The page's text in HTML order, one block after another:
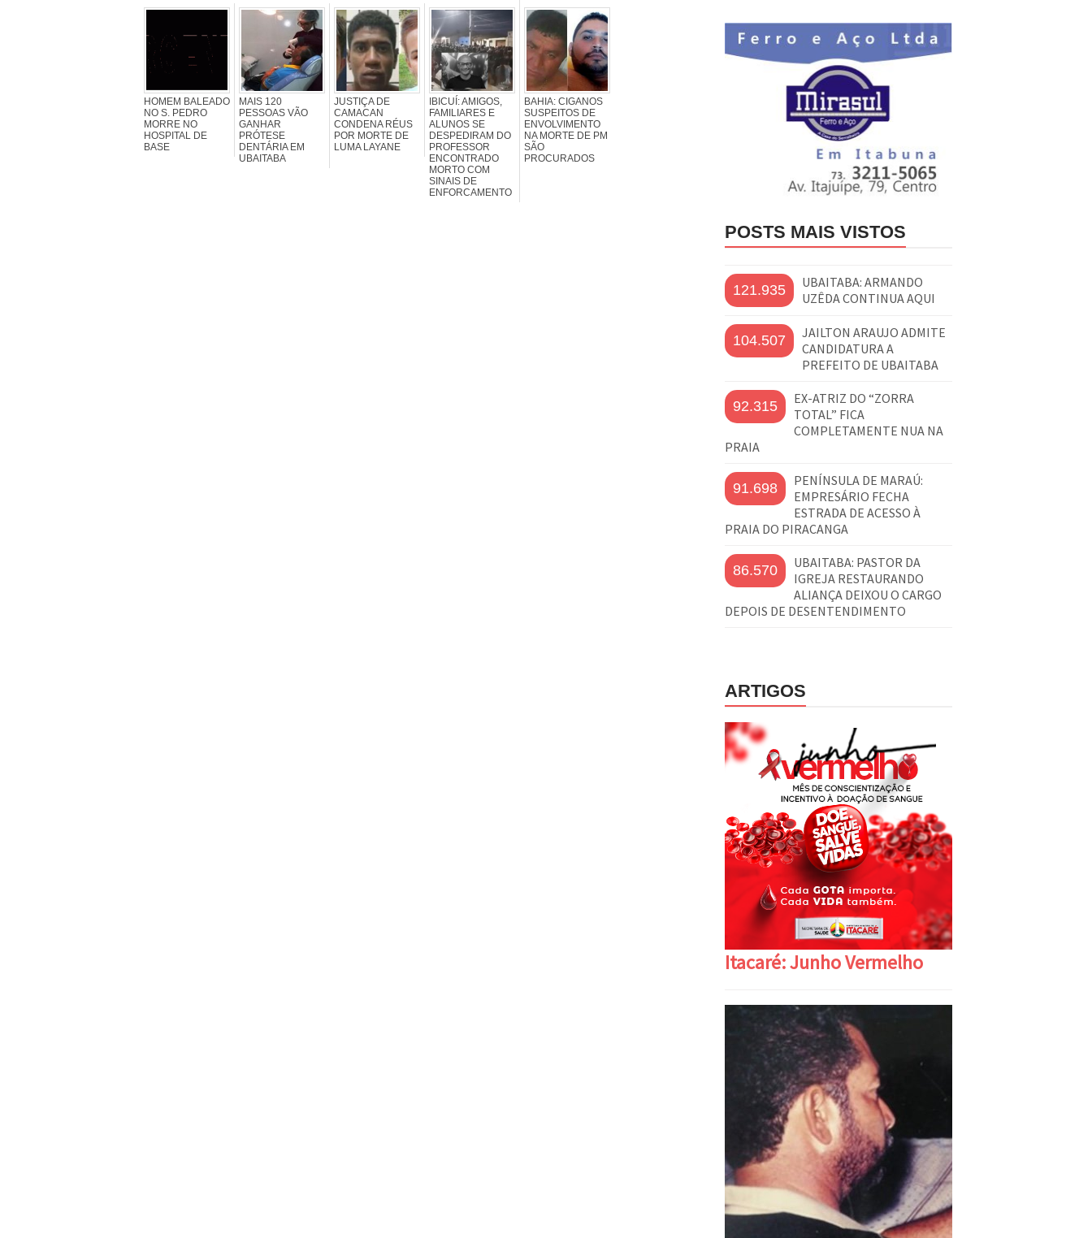
HOMEM BALEADO
NO S. PEDRO
MORRE NO
HOSPITAL DE
BASE
MAIS 120
PESSOAS VÃO
GANHAR
PRÓTESE
DENTÁRIA EM
UBAITABA
JUSTIÇA DE
CAMACAN
CONDENA RÉUS
POR MORTE DE
LUMA LAYANE
IBICUÍ: AMIGOS,
FAMILIARES E
ALUNOS SE
DESPEDIRAM DO
PROFESSOR
ENCONTRADO
MORTO COM
SINAIS DE
ENFORCAMENTO
BAHIA: CIGANOS
SUSPEITOS DE
ENVOLVIMENTO
NA MORTE DE PM
SÃO
PROCURADOS
POSTS MAIS VISTOS
121.935
UBAITABA: ARMANDO
UZÊDA CONTINUA AQUI
104.507
JAILTON ARAUJO ADMITE
CANDIDATURA A
PREFEITO DE UBAITABA
92.315
EX-ATRIZ DO “ZORRA
TOTAL” FICA
COMPLETAMENTE NUA NA
PRAIA
91.698
PENÍNSULA DE MARAÚ:
EMPRESÁRIO FECHA
ESTRADA DE ACESSO À
PRAIA DO PIRACANGA
86.570
UBAITABA: PASTOR DA
IGREJA RESTAURANDO
ALIANÇA DEIXOU O CARGO
DEPOIS DE DESENTENDIMENTO
ARTIGOS
Itacaré: Junho Vermelho